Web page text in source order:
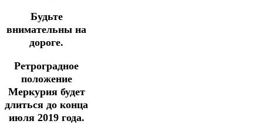
Будьте
внимательны на
дороге.
Ретроградное
положение
Меркурия будет
длиться до конца
июля 2019 года.